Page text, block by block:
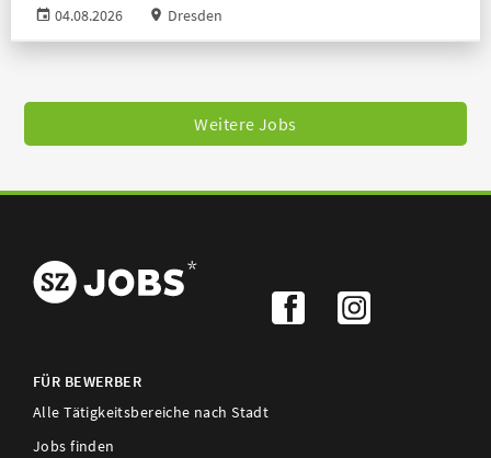
04.08.2026
Dresden
Weitere Jobs
FÜR BEWERBER
Alle Tätigkeitsbereiche nach Stadt
Jobs finden